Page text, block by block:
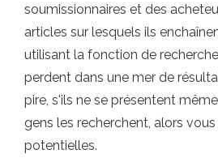
soumissionnaires et des
articles sur lesquels ils
utilisant la fonction de
perdent dans une mer de
pire, s'ils ne se présentent
gens les recherchent, alors
potentielles.